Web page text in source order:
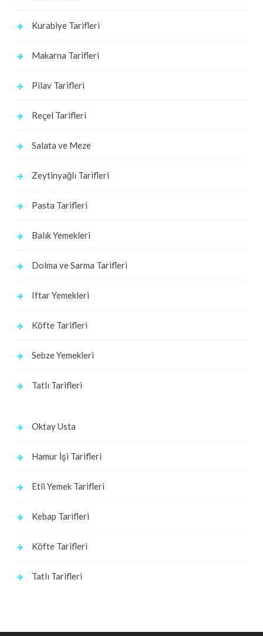
Kurabiye Tarifleri
Makarna Tarifleri
Pilav Tarifleri
Reçel Tarifleri
Salata ve Meze
Zeytinyağlı Tarifleri
Pasta Tarifleri
Balık Yemekleri
Dolma ve Sarma Tarifleri
Iftar Yemekleri
Köfte Tarifleri
Sebze Yemekleri
Tatlı Tarifleri
Oktay Usta
Hamur İşi Tarifleri
Etli Yemek Tarifleri
Kebap Tarifleri
Köfte Tarifleri
Tatlı Tarifleri